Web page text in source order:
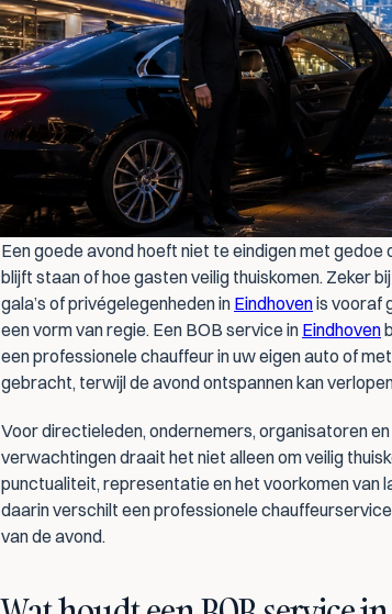
Een goede avond hoeft niet te eindigen met
blijft staan of hoe gasten veilig thuiskomen. Zeker
gala’s of privégelegenheden in Eindhoven is vooraf
een vorm van regie. Een BOB service in Eindhoven
een professionele chauffeur in uw eigen auto of
gebracht, terwijl de avond ontspannen kan
Voor directieleden, ondernemers, organisatoren
verwachtingen draait het niet alleen om veilig
punctualiteit, representatie en het voorkomen van
daarin verschilt een professionele
van de avond.